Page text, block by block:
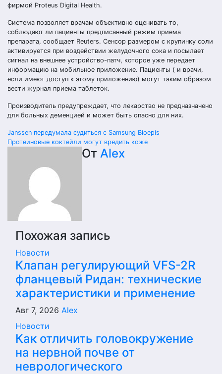
фирмой Proteus Digital Health.
Система позволяет врачам объективно оценивать то,
соблюдают ли пациенты предписанный режим приема
препарата, сообщает Reuters. Сенсор размером с крупинку соли
активируется при воздействии желудочного сока и посылает
сигнал на внешнее устройство-патч, которое уже передает
информацию на мобильное приложение. Пациенты ( и врачи,
если имеют доступ к этому приложению) могут таким образом
вести журнал приема таблеток.
Производитель предупреждает, что лекарство не предназначено
для больных деменцией и может быть опасно для них.
Навигация
записям
Janssen передумала судиться с Samsung Bioepis
Протеиновые коктейли могут вредить коже
От Alex
Похожая запись
Новости
Клапан регулирующий VFS-2R
фланцевый Ридан: технические
характеристики и применение
Авг 7, 2026 Alex
Новости
Как отличить головокружение
на нервной почве от
неврологического